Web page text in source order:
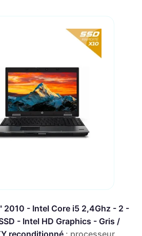
2010 - Intel Core i5 2,4Ghz - 2 -
- Intel HD Graphics - Gris /
reconditionné : processeur